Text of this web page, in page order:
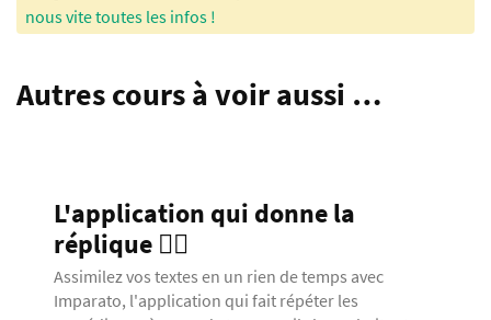
nous vite toutes les infos !
Autres cours à voir aussi …
L'application qui donne la
réplique 🧞‍♂️
Assimilez vos textes en un rien de temps avec
Imparato, l'application qui fait répéter les